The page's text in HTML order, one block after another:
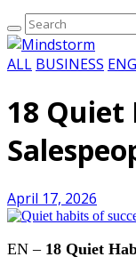
ALL BUSINESS
18 Quiet
April 17, 2026
EN – 18 Quiet